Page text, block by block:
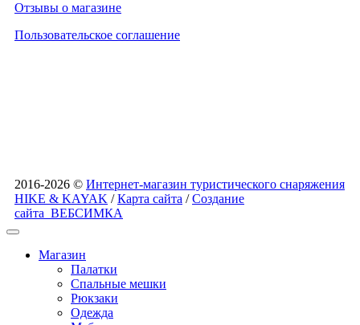
Отзывы о магазине
Пользовательское соглашение
2016-2026 © Интернет-магазин туристического снаряжения
HIKE & KAYAK /Карта сайта /Создание
сайта ВЕБСИМКА
Магазин
Палатки
Спальные мешки
Рюкзаки
Одежда